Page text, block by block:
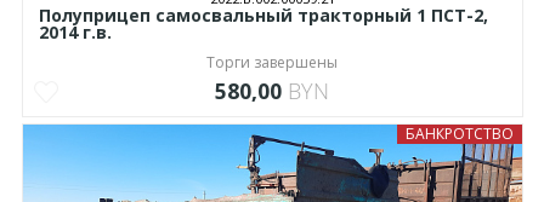
Полуприцеп самосвальный тракторный 1 ПСТ-2,
2014 г.в.
Торги завершены
580,00 BYN
БАНКРОТСТВО